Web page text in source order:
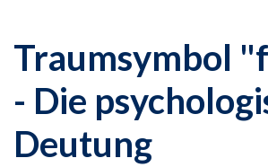
Traumsymbol
- Die
Deutung